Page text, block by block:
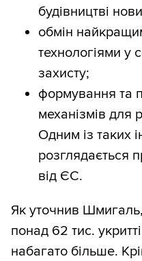
будівництві
обмін
технологіями у
захисту;
формування та
механізмів для
Одним із таких
розглядається
від ЄС.
Як уточнив Шмигаль,
понад 62 тис.
набагато більше.